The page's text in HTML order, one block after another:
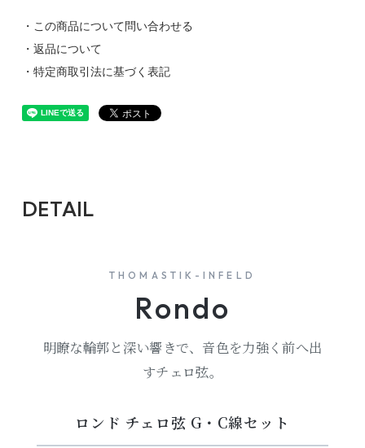
・この商品について問い合わせる
・返品について
・特定商取引法に基づく表記
DETAIL
THOMASTIK-INFELD
Rondo
明瞭な輪郭と深い響きで、音色を力強く前へ出
すチェロ弦。
ロンド チェロ弦 G・C線セット